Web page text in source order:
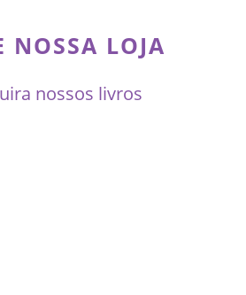
NOSSA LOJA
nossos livros